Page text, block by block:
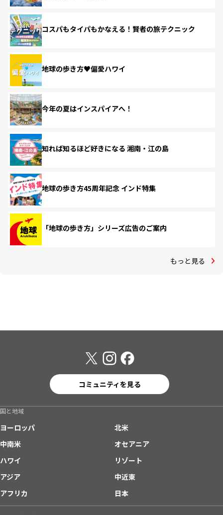
コスパもタイパもかなえる！賢者の旅テクニック
地球の歩き方♥偏愛ハワイ
今年の夏はインスパイアへ！
知れば知るほど好きになる 湘南・江の島
地球の歩き方45周年記念 インド特集
「地球の歩き方」シリーズ広告のご案内
もっと見る
コミュニティを見る
国と地域
ヨーロッパ
北米
中南米
オセアニア
ハワイ
リゾート
アジア
中近東
アフリカ
日本